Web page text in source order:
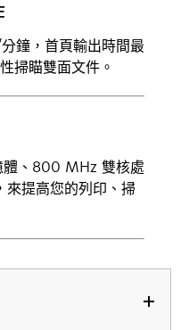
鐘，首頁輸出時間最
掃瞄雙面文件。
體、800 MHz 雙核處
提高您的列印、掃